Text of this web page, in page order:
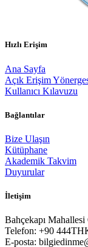
Hızlı Erişim
Ana Sayfa
Açık Erişim
Kullanıcı Kılavuzu
Bağlantılar
Bize Ulaşın
Kütüphane
Akademik Takvim
Duyurular
İletişim
Bahçekapı
Telefon: +90
E-posta: